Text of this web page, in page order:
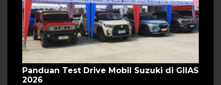
Panduan Test Drive Mobil Suzuki di GIIAS
2026